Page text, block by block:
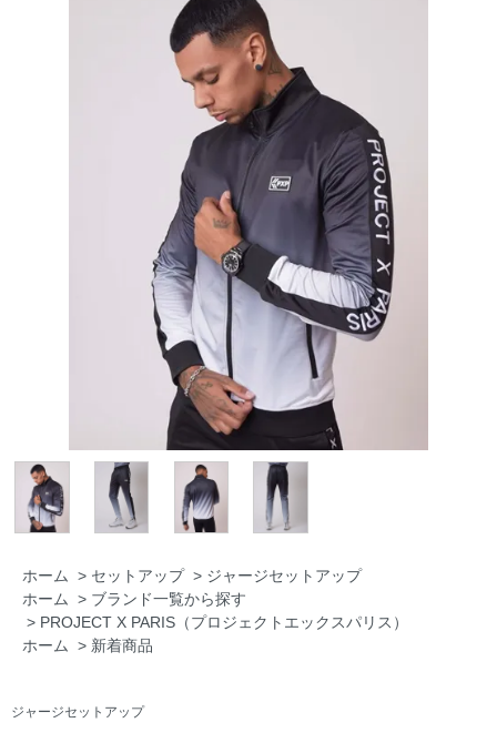
ホーム > セットアップ > ジャージセットアップ
ホーム > ブランド一覧から探す
> PROJECT X PARIS（プロジェクトエックスパリス）
ホーム > 新着商品
ジャージセットアップ